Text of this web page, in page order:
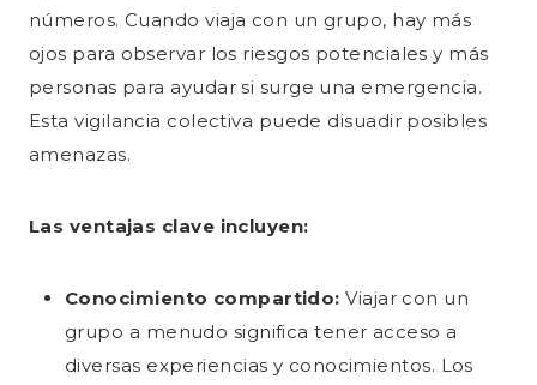
números. Cuando viaja con un grupo, hay más
ojos para observar los riesgos potenciales y más
personas para ayudar si surge una emergencia.
Esta vigilancia colectiva puede disuadir posibles
amenazas.
Las ventajas clave incluyen:
Conocimiento compartido:Viajar con un
grupo a menudo significa tener acceso a
diversas experiencias y conocimientos. Los